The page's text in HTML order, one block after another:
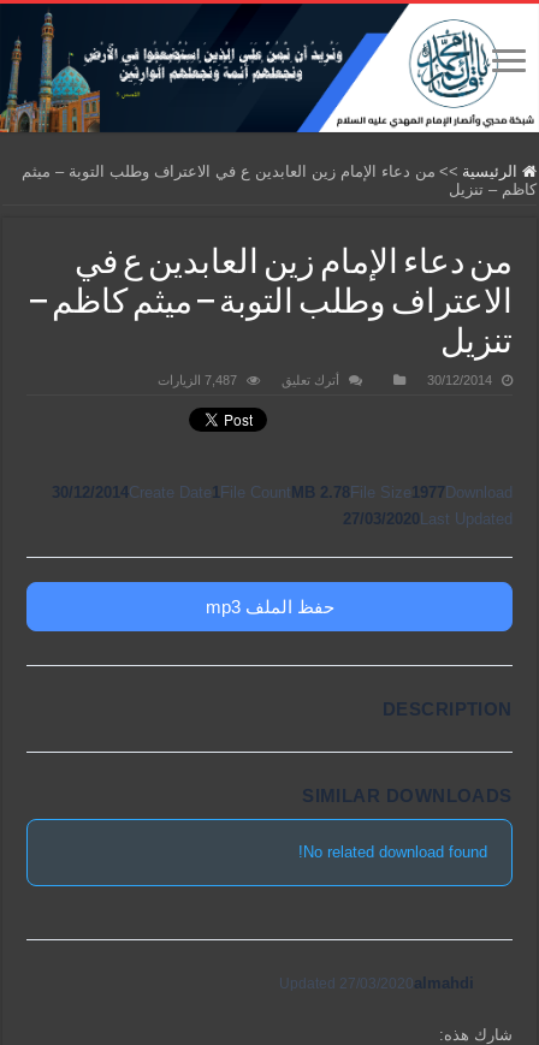
الرئيسية >> من دعاء الإمام زين العابدين ع في الاعتراف وطلب التوبة – ميثم
كاظم – تنزيل
من دعاء الإمام زين العابدين ع في
الاعتراف وطلب التوبة – ميثم كاظم –
تنزيل
30/12/2014 أترك تعليق 7,487 الزيارات
Download
1977
File Size
2.78 MB
File Count
1
Create Date
30/12/2014
Last Updated
27/03/2020
حفظ الملف mp3
DESCRIPTION
SIMILAR DOWNLOADS
No related download found!
almahdi
Updated 27/03/2020
شارك هذه: